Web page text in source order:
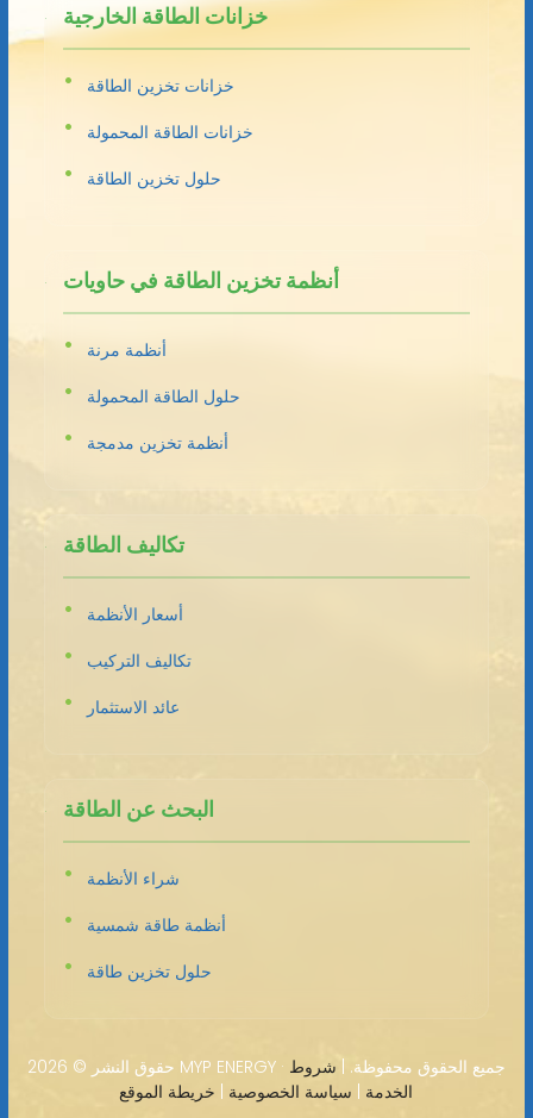
خزانات الطاقة الخارجية
خزانات تخزين الطاقة
خزانات الطاقة المحمولة
حلول تخزين الطاقة
أنظمة تخزين الطاقة في حاويات
أنظمة مرنة
حلول الطاقة المحمولة
أنظمة تخزين مدمجة
تكاليف الطاقة
أسعار الأنظمة
تكاليف التركيب
عائد الاستثمار
البحث عن الطاقة
شراء الأنظمة
أنظمة طاقة شمسية
حلول تخزين طاقة
حقوق النشر © 2026 MYP ENERGY · جميع الحقوق محفوظة. | شروط
الخدمة | سياسة الخصوصية | خريطة الموقع